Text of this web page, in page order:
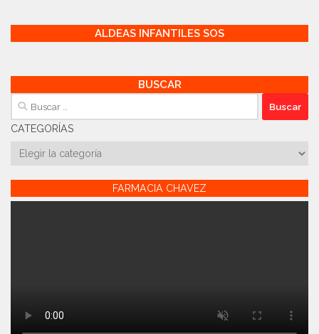
ALDEAS INFANTILES SOS
BUSCAR
Buscar:
CATEGORÍAS
Categorías
FARMACIA CHAVEZ